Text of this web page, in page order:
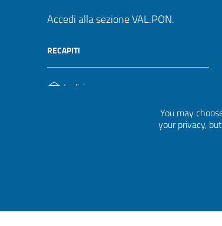
You may
your privacy,
Accedi alla sezione VAL.PON.
RECAPITI
Indirizzo